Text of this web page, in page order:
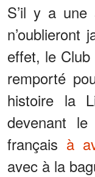
S’il y a une
n’oublieront
effet, le
remporté
histoire la
devenant
français à
avec à la